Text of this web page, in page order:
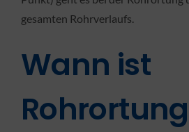
gesamten Rohrverlaufs.
Wann ist
Rohrortung